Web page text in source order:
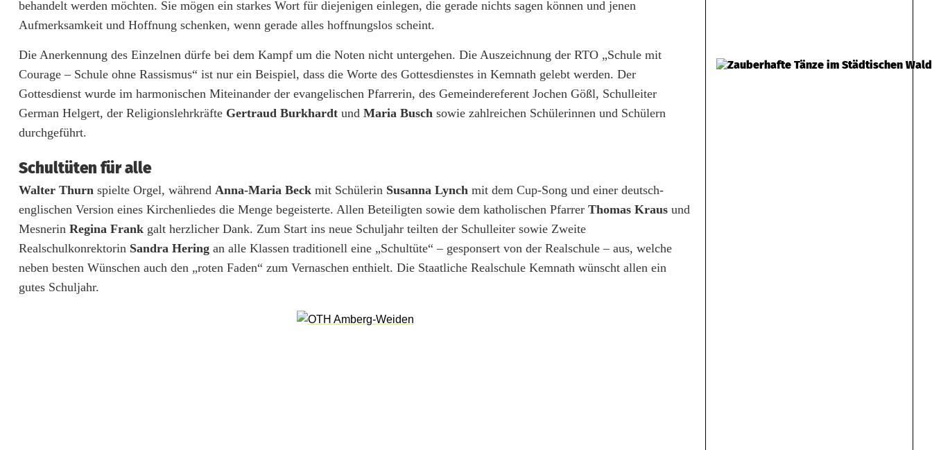
F
d
e
n
e
l
o
r
behandelt werden möchten. Sie mögen ein starkes Wort für diejenigen einlegen, die gerade nichts sagen können und jenen
Aufmerksamkeit und Hoffnung schenken, wenn gerade alles hoffnungslos scheint.
Die Anerkennung des Einzelnen dürfe bei dem Kampf um die Noten nicht untergehen. Die Auszeichnung der RTO „Schule mit
Courage – Schule ohne Rassismus“ ist nur ein Beispiel, dass die Worte des Gottesdienstes in Kemnath gelebt werden. Der
Gottesdienst wurde im harmonischen Miteinander der evangelischen Pfarrerin, des Gemeindereferent Jochen Gößl, Schulleiter
German Helgert, der Religionslehrkräfte Gertraud Burkhardt und Maria Busch sowie zahlreichen Schülerinnen und Schülern
durchgeführt.
Schultüten für alle
Walter Thurn spielte Orgel, während Anna-Maria Beck mit Schülerin Susanna Lynch mit dem Cup-Song und einer deutsch-
englischen Version eines Kirchenliedes die Menge begeisterte. Allen Beteiligten sowie dem katholischen Pfarrer Thomas Kraus und
Mesnerin Regina Frank galt herzlicher Dank. Zum Start ins neue Schuljahr teilten der Schulleiter sowie Zweite
Realschulkonrektorin Sandra Hering an alle Klassen traditionell eine „Schultüte“ – gesponsert von der Realschule – aus, welche
neben besten Wünschen auch den „roten Faden“ zum Vernaschen enthielt. Die Staatliche Realschule Kemnath wünscht allen ein
gutes Schuljahr.